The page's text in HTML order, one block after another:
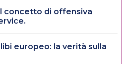
concetto di offensiva
europeo: la verità sulla